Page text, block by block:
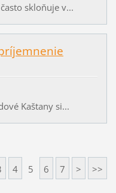
skloňuje v...
Kaštany si...
4 5 6 7 > >>